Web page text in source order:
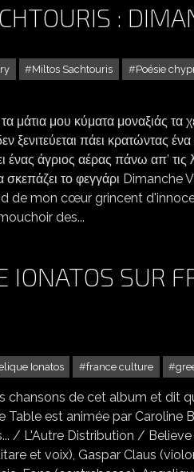
:
Miltos Sachtouris Poésie
μάτια μου κύματα μοναξιάς
ξενιτεύεται πάει κρατώντας
άγριος αέρας πάνω απ’ τις
σκεπάζει το φεγγάρι
de mon cœur grincent
des...
IONATOS SUR
Ionatos france culture
chansons de cet album et dit
Table est animée par
/ L'Autre Distribution /
et voix), Gaspar Claus